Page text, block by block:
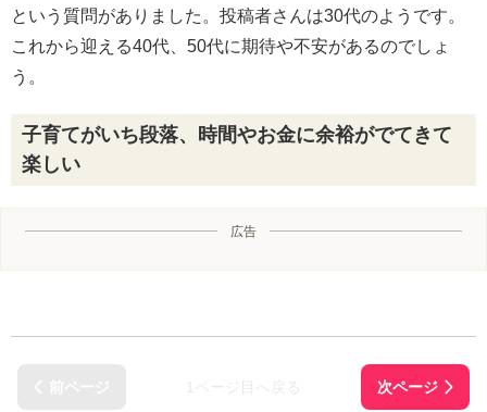
という質問がありました。投稿者さんは30代のようです。
これから迎える40代、50代に期待や不安があるのでしょ
う。
子育てがいち段落、時間やお金に余裕がでてきて
楽しい
広告